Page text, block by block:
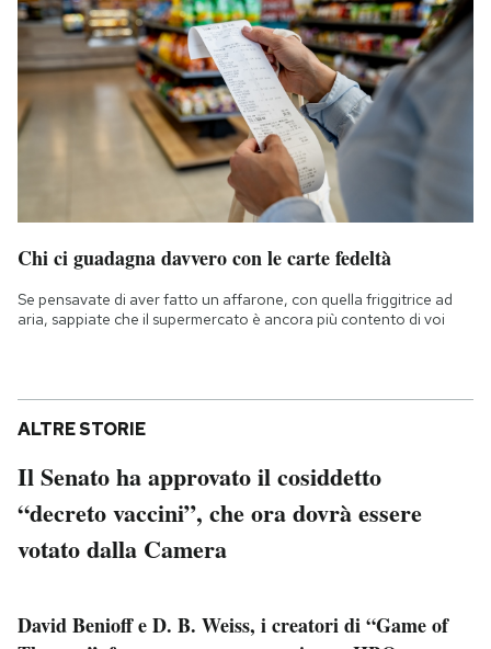
Chi ci guadagna davvero con le carte fedeltà
Se pensavate di aver fatto un affarone, con quella friggitrice ad
aria, sappiate che il supermercato è ancora più contento di voi
ALTRE STORIE
Il Senato ha approvato il cosiddetto
“decreto vaccini”, che ora dovrà essere
votato dalla Camera
David Benioff e D. B. Weiss, i creatori di “Game of